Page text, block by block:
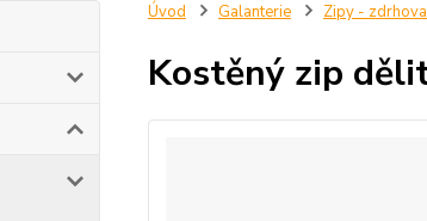
Úvod Galanterie Zipy -
Kostěný zip